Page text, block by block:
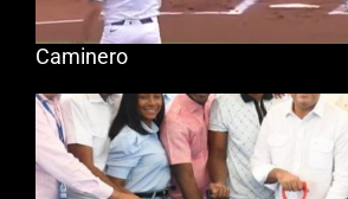
Caminero